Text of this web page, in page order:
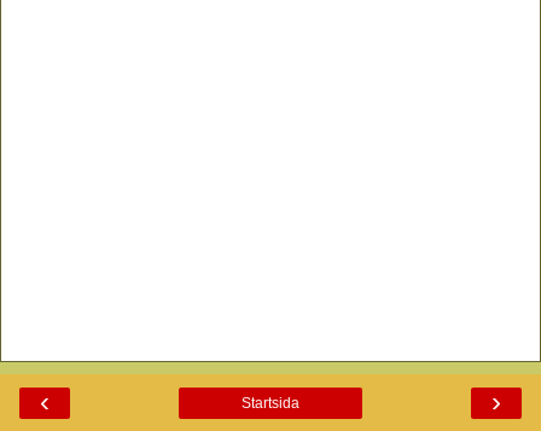
‹ ›
Startsida